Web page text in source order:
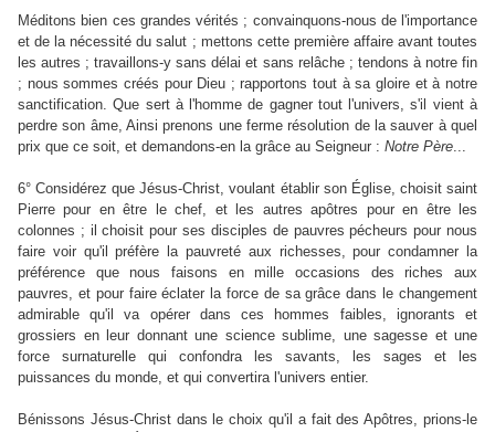
Méditons bien ces grandes vérités ; convainquons-nous de l'importance
et de la nécessité du salut ; mettons cette première affaire avant toutes
les autres ; travaillons-y sans délai et sans relâche ; tendons à notre fin
; nous sommes créés pour Dieu ; rapportons tout à sa gloire et à notre
sanctification. Que sert à l'homme de gagner tout l'univers, s'il vient à
perdre son âme, Ainsi prenons une ferme résolution de la sauver à quel
prix que ce soit, et demandons-en la grâce au Seigneur : Notre Père...
6° Considérez que Jésus-Christ, voulant établir son Église, choisit saint
Pierre pour en être le chef, et les autres apôtres pour en être les
colonnes ; il choisit pour ses disciples de pauvres pécheurs pour nous
faire voir qu'il préfère la pauvreté aux richesses, pour condamner la
préférence que nous faisons en mille occasions des riches aux
pauvres, et pour faire éclater la force de sa grâce dans le changement
admirable qu'il va opérer dans ces hommes faibles, ignorants et
grossiers en leur donnant une science sublime, une sagesse et une
force surnaturelle qui confondra les savants, les sages et les
puissances du monde, et qui convertira l'univers entier.
Bénissons Jésus-Christ dans le choix qu'il a fait des Apôtres, prions-le